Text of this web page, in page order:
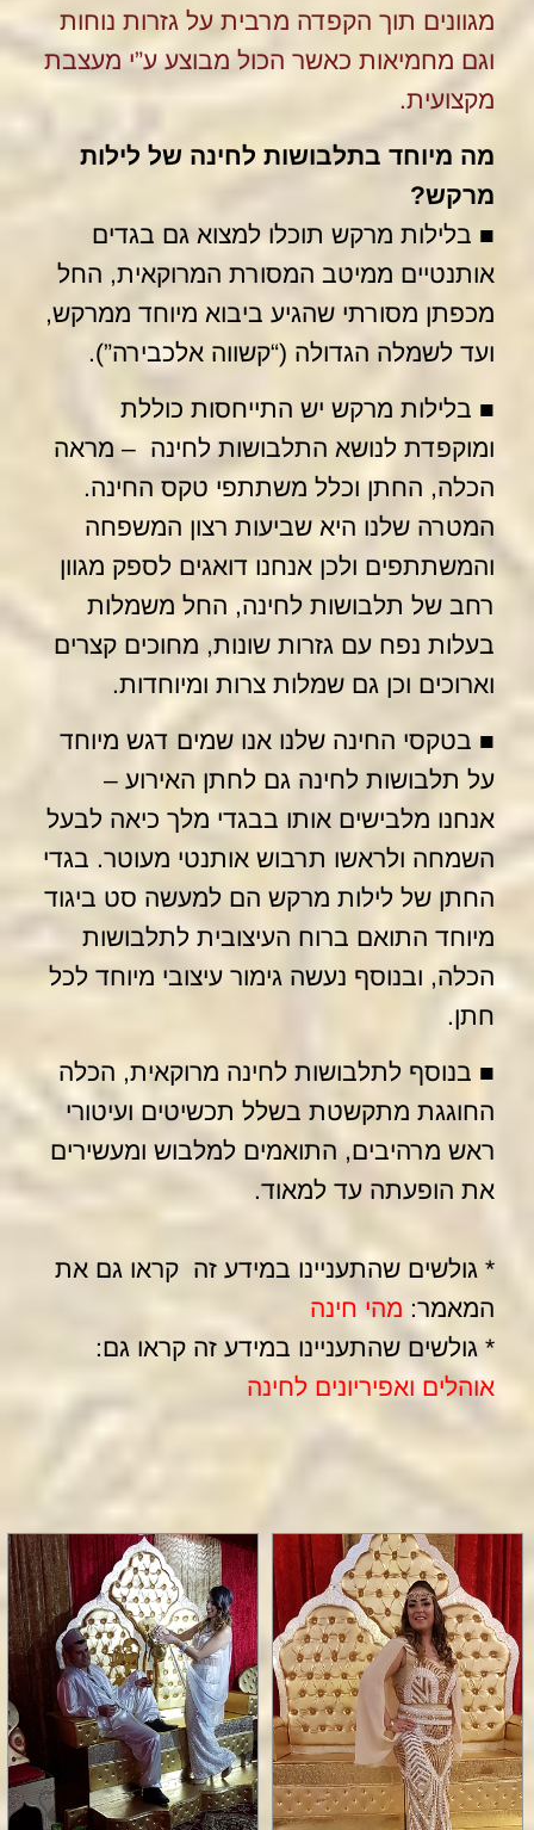
והמשתתפים ולכן אנחנו דואגים לספק מגוון
רחב של תלבושות לחינה, החל משמלות
בעלות נפח עם גזרות שונות, מחוכים קצרים
על תלבושות לחינה גם לחתן האירוע –
החתן של לילות מרקש הם למעשה סט ביגוד
מיוחד התואם ברוח העיצובית לתלבושות
חתן.
■ בנוסף לתלבושות לחינה מרוקאית, הכלה
החוגגת מתקשטת בשלל תכשיטים ועיטורי
ראש מרהיבים, התואמים למלבוש ומעשירים
את הופעתה עד למאוד.
* גולשים שהתעניינו במידע זה קראו גם את
המאמר:מהי חינה
* גולשים שהתעניינו במידע זה קראו גם:
אוהלים ואפיריונים לחינה